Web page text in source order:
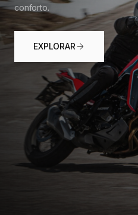
conforto.
EXPLORAR